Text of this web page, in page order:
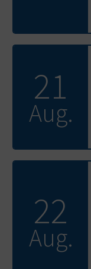
21
Aug.
22
Aug.